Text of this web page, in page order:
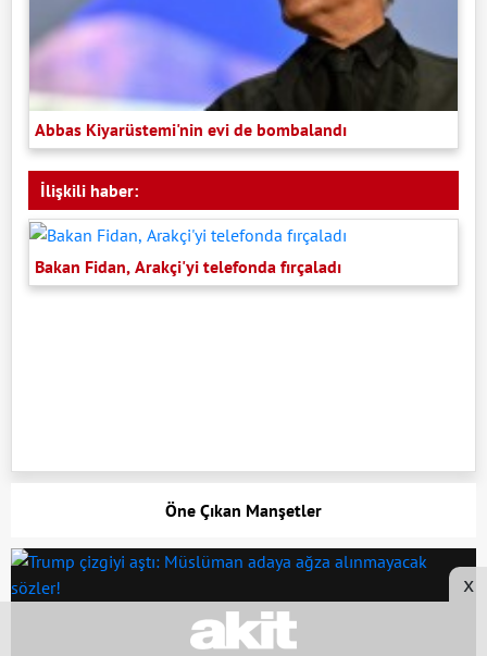
Abbas Kiyarüstemi'nin evi de bombalandı
İlişkili haber:
Bakan Fidan, Arakçi'yi telefonda fırçaladı
Öne Çıkan Manşetler
x